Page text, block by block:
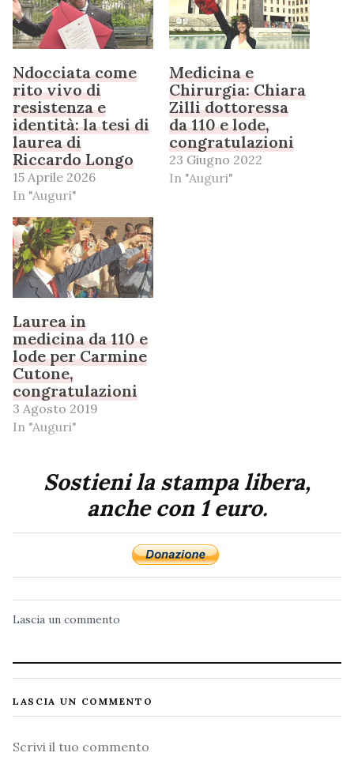
Ndocciata come
rito vivo di
resistenza e
identità: la tesi di
laurea di
Riccardo Longo
15 Aprile 2026
In "Auguri"
Medicina e
Chirurgia: Chiara
Zilli dottoressa
da 110 e lode,
congratulazioni
23 Giugno 2022
In "Auguri"
Laurea in
medicina da 110 e
lode per Carmine
Cutone,
congratulazioni
3 Agosto 2019
In "Auguri"
Sostieni la stampa libera,
anche con 1 euro.
Lascia un commento
LASCIA UN COMMENTO
Commento